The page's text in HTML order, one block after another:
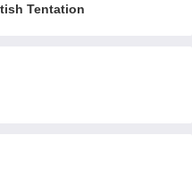
Tentation